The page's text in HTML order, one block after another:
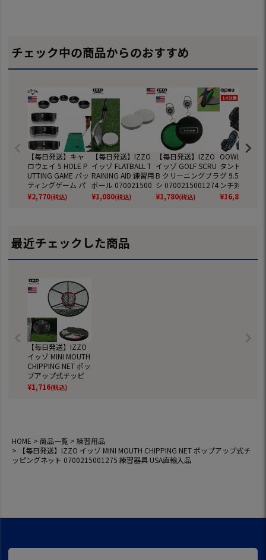
チェック中の商品からのおすすめ
【毎日発送】キャ
ロウェイ 5 HOLE P
UTTING GAME パッ
ティングゲーム パ
ター練習器 070021
5001298 練習器具
¥2,770(税込)
【毎日発送】IZZO
イッゾ FLATBALL T
RAINING AID 練習用
ボール 070021500
1277 練習器具 USA
直輸入品
¥1,080(税込)
【毎日発送】IZZO
イッゾ GOLF SCRU
B クリーニングブラ
シ 0700215001274
小物 USA直輸入品
¥1,780(税込)
OOWLS 14分
タンドキャデ
グ 9.5型 軽量
ンチ対応
SB 【
ジナル商品】
¥16,800
最近チェックした商品
【毎日発送】IZZO
イッゾ MINI MOUTH
CHIPPING NET ポッ
プアップ式チッピ
ングネット 070021
5001275 練習器具
¥1,716(税込)
HOME 商品一覧
練習用品
【毎日発送】IZZO イッゾ MINI MOUTH CHIPPING NET ポップアップ式チ
ッピングネット 0700215001275 練習器具 USA直輸入品